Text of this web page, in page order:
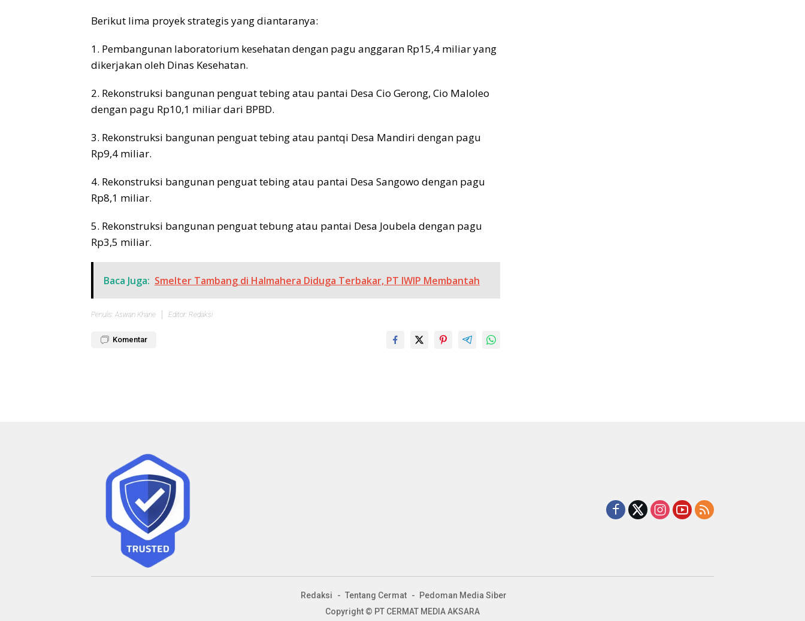
Berikut lima proyek strategis yang diantaranya:
1. Pembangunan laboratorium kesehatan dengan pagu anggaran Rp15,4 miliar yang
dikerjakan oleh Dinas Kesehatan.
2. Rekonstruksi bangunan penguat tebing atau pantai Desa Cio Gerong, Cio Maloleo
dengan pagu Rp10,1 miliar dari BPBD.
3. Rekonstruksi bangunan penguat tebing atau pantqi Desa Mandiri dengan pagu
Rp9,4 miliar.
4. Rekonstruksi bangunan penguat tebing atau pantai Desa Sangowo dengan pagu
Rp8,1 miliar.
5. Rekonstruksi bangunan penguat tebung atau pantai Desa Joubela dengan pagu
Rp3,5 miliar.
Baca Juga: Smelter Tambang di Halmahera Diduga Terbakar, PT IWIP Membantah
Penulis: Aswan Kharie Editor: Redaksi
Komentar
Redaksi Tentang Cermat
Pedoman Media Siber
Copyright © PT CERMAT MEDIA AKSARA